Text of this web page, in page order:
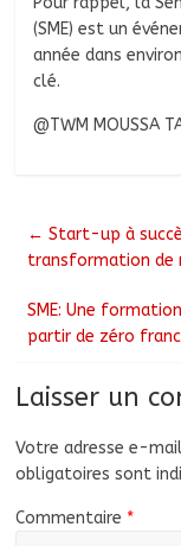
(SME) est un
année dans
clé.
@TWM MOUSSA
← Start-up à
transformation de
SME: Une
partir de zéro franc
Laisser un
Votre adresse e-
obligatoires sont
Commentaire *